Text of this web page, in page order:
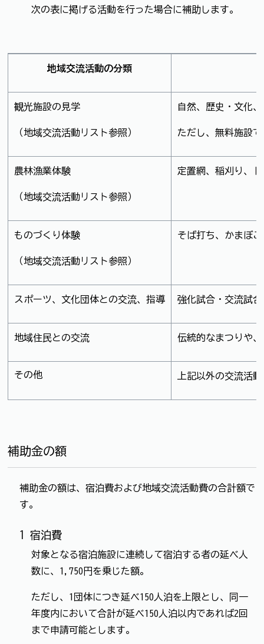
次の表に掲げる活動を行った場合に補助します。
地域交流活動の分類
観光施設の見学
（地域交流活動リスト参照）
自然、歴史・文化
ただし、無料施設
農林漁業体験
（地域交流活動リスト参照）
定置網、稲刈り、
ものづくり体験
（地域交流活動リスト参照）
そば打ち、かまぼ
スポーツ、文化団体との交流、指導 強化試合・交流試
地域住民との交流 伝統的なまつりや
その他 上記以外の交流活
補助金の額
補助金の額は、宿泊費および地域交流活動費の合計額で
す。
1 宿泊費
対象となる宿泊施設に連続して宿泊する者の延べ人
数に、1,750円を乗じた額。
ただし、1団体につき延べ150人泊を上限とし、同一
年度内において合計が延べ150人泊以内であれば2回
まで申請可能とします。